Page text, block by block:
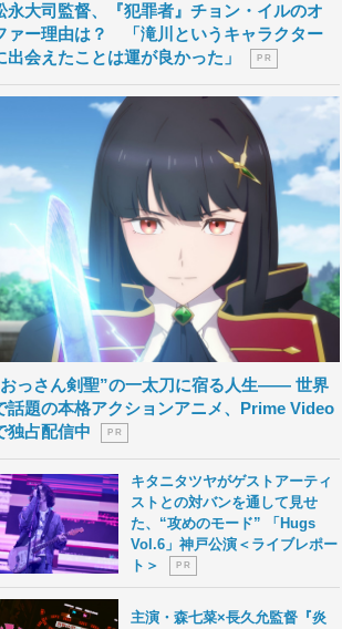
永大司監督、『犯罪者』チョン・イルのオ
ァー理由は？ 「滝川というキャラクター
出会えたことは運が良かった」
P R
っさん剣聖”の一太刀に宿る人生―― 世界
話題の本格アクションアニメ、Prime Video
独占配信中
P R
キタニタツヤがゲストアーティ
ストとの対バンを通して見せ
た、“攻めのモード” 「Hugs
Vol.6」神戸公演＜ライブレポー
ト＞
P R
主演・森七菜×長久允監督『炎